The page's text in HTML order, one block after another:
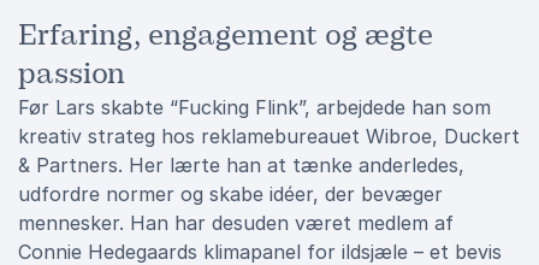
Erfaring, engagement og ægte
passion
Før Lars skabte “Fucking Flink”, arbejdede han som
kreativ strateg hos reklamebureauet Wibroe, Duckert
& Partners. Her lærte han at tænke anderledes,
udfordre normer og skabe idéer, der bevæger
mennesker. Han har desuden været medlem af
Connie Hedegaards klimapanel for ildsjæle – et bevis